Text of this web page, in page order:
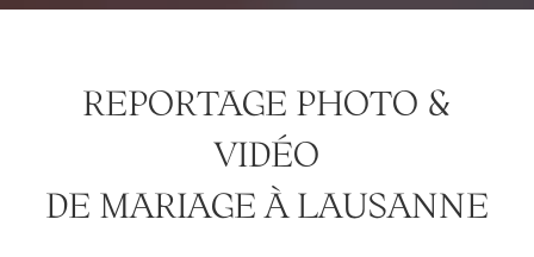
REPORTAGE PHOTO &
VIDÉO
DE MARIAGE À LAUSANNE